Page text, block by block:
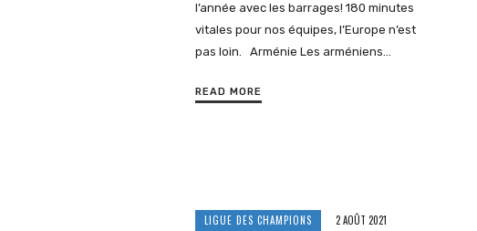
l’année avec les barrages! 180 minutes
vitales pour nos équipes, l’Europe n’est
pas loin. Arménie Les arméniens…
READ MORE
LIGUE DES CHAMPIONS 2 AOÛT 2021